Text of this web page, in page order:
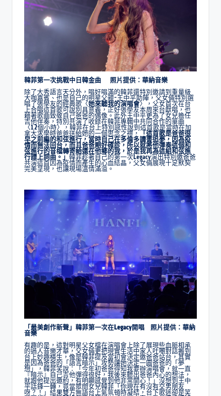
韓菲第一次挑戰中日韓金曲 照片提供：華納音樂
除了大秀語言天分外，唱好唱滿的韓菲還特別邀請到重量級
大咖嘉賓、也是自己的明星父親-王中平助陣，父女倆特別選
唱了張學友的經典歌〈她來聽我的演唱會〉，父女首次在台
上合唱這首歌可說別具意義，正好張學友本周來台獻唱，也
藉著歌曲致敬自己爸爸的偶像。此外王中平更為了女兒擔任
吉他伴奏，特別共演了收錄在韓菲專輯中共同合作的單曲
〈12個小時〉，韓菲在台上特別感性說到這首歌是當時在加
拿大求學時爸爸送給她的一個思念之禮，「這首歌是爸爸很
早之前編的和弦進行，當時自己在多倫多讀書追夢，因為疫
情而無法回台，而且爸爸剛好確診，所以就將他彈奏這個和
弦進行的音檔轉寄給遠在他鄉的我，於是我再為這組和弦進
行譜上詞曲。」韓菲趁著自己的第一次Legacy演出特別邀爸爸
共演這首因為疫情而產生的心血結晶，父女倆展現十足默契
完美呈現，也讓現場溫情滿溢。
「最美創作新聲」韓菲第一次在Legacy開唱 照片提供：華納
音樂
有趣的是，這對明星父女檔在演唱會上除了展現些血脈相承
的過人音樂才華，父女倆更把現實生活中家人吐嘲對話搬到
台上妙趣橫生，像是韓菲提及當初會決定邀爸爸站台，其實
是因為爸爸的「語言暗示」攻勢讓她決定一圓爸爸的「夢
想」，韓菲笑說：「今年初爸爸得知我要辦演唱會，就一直
『暗示』自己吉他彈得很好，我後來聽出爸爸內心的想法，
就跟他提出邀約，有明顯感覺到他非常開心！」沒想到王中
平話鋒一轉，竟當眾問女兒韓菲「你現在有沒有交男朋友
呀？！」結果雙方無語台上氣氛頓時凝結，台下歌迷卻是笑